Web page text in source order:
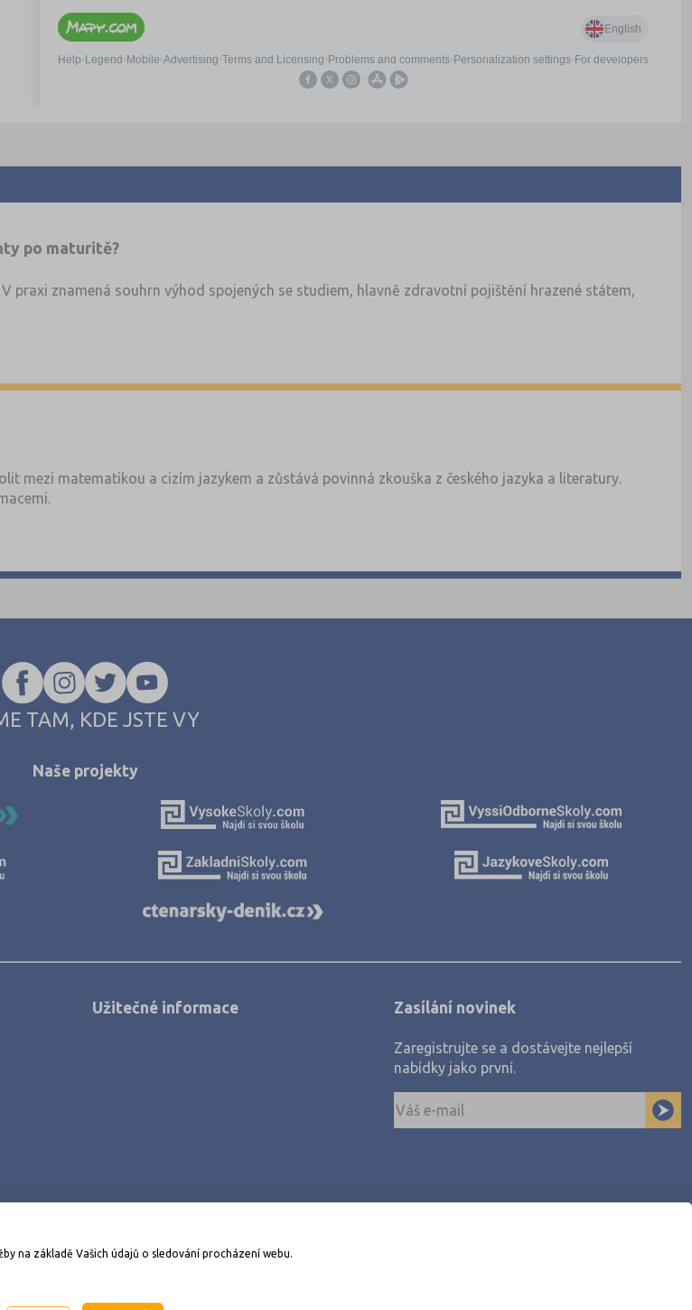
po maturitě?
praxi znamená souhrn výhod spojených se studiem, hlavně zdravotní pojištění hrazené státem,
mezi matematikou a cizím jazykem a zůstává povinná zkouška z českého jazyka a literatury.
TAM, KDE JSTE VY
Naše projekty
si aplikaci Adresář škol
Užitečné informace Zasílání novinek
Zaregistrujte se a dostávejte nejlepší
nabídky jako první.
, s.r.o., stránky vytvořilo
na základě Vašich údajů o sledování procházení webu.